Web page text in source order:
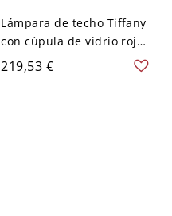
Lámpara de techo Tiffany
con cúpula de vidrio rojo
cortado de 16" y patrón
de pétalos negros de 2
219,53 €